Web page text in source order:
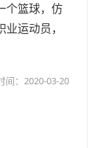
个篮球，仿
运动员，
间：2020-03-20